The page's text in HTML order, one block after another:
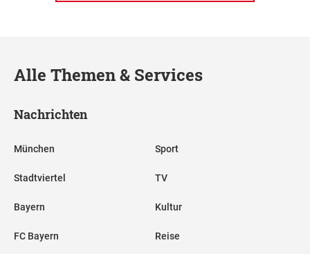
Alle Themen & Services
Nachrichten
München
Stadtviertel
Bayern
FC Bayern
Sport
TV
Kultur
Reise